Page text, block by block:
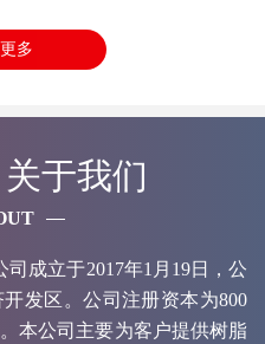
多
关于我们
成立于2017年1月19日，公
发区。公司注册资本为800
本公司主要为客户提供树脂